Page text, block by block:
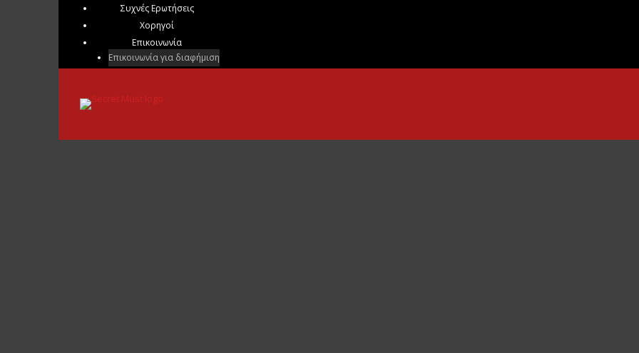
Συχνές Ερωτήσεις
Χορηγοί
Επικοινωνία
Επικοινωνία για διαφήμιση